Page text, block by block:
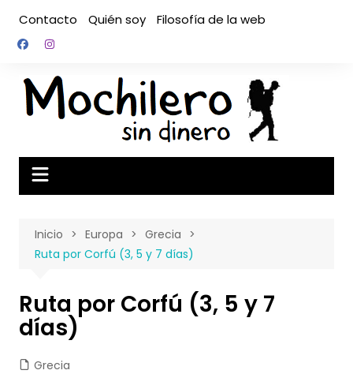
contenido
Contacto Quién soy Filosofía de la web
Inicio Europa
Grecia
Ruta por Corfú (3, 5 y 7 días)
Ruta por Corfú (3, 5 y 7
días)
Grecia